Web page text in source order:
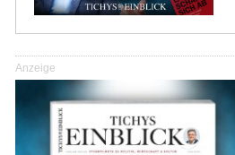
Anzeige